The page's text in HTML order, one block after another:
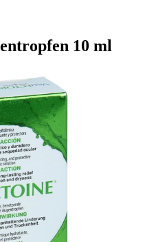
10 ml